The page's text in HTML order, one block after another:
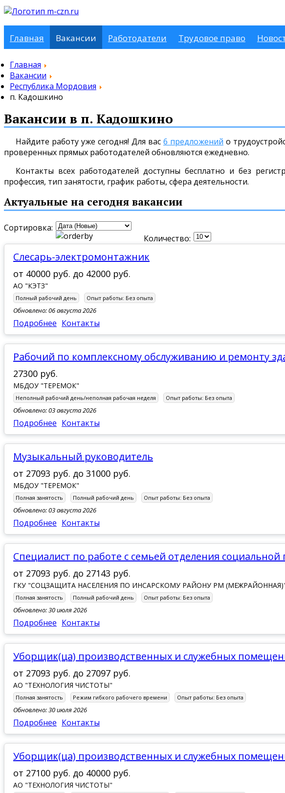
Главная Вакансии Работодатели Трудовое право
Главная
Вакансии
Республика Мордовия
п. Кадошкино
Вакансии в п. Кадошкино
Найдите работу уже сегодня! Для вас 6 предложений о
проверенных прямых работодателей обновляются ежедневно.
Контакты всех работодателей доступны бесплатно и без
профессия, тип занятости, график работы, сфера деятельности.
Актуальные на сегодня вакансии
Сортировка:
Количество:
слесарь-электромонтажник
от 40000 руб. до 42000 руб.
АО "КЭТЗ"
Полный рабочий день Опыт работы: Без опыта
Обновлено: 06 августа 2026
Подробнее Контакты
Рабочий по комплексному обслуживанию и ремонту
27300 руб.
МБДОУ "ТЕРЕМОК"
Неполный рабочий день/неполная рабочая неделя Опыт работы: Без опыта
Обновлено: 03 августа 2026
Подробнее Контакты
Музыкальный руководитель
от 27093 руб. до 31000 руб.
МБДОУ "ТЕРЕМОК"
Полная занятость Полный рабочий день Опыт работы: Без опыта
Обновлено: 03 августа 2026
Подробнее Контакты
специалист по работе с семьей отделения
от 27093 руб. до 27143 руб.
ГКУ "СОЦЗАЩИТА НАСЕЛЕНИЯ ПО ИНСАРСКОМУ РАЙОНУ РМ
Полная занятость Полный рабочий день Опыт работы: Без опыта
Обновлено: 30 июля 2026
Подробнее Контакты
Уборщик(ца) производственных и служебных
от 27093 руб. до 27097 руб.
АО "ТЕХНОЛОГИЯ ЧИСТОТЫ"
Полная занятость Режим гибкого рабочего времени Опыт работы: Без опыта
Обновлено: 30 июля 2026
Подробнее Контакты
Уборщик(ца) производственных и служебных
от 27100 руб. до 40000 руб.
АО "ТЕХНОЛОГИЯ ЧИСТОТЫ"